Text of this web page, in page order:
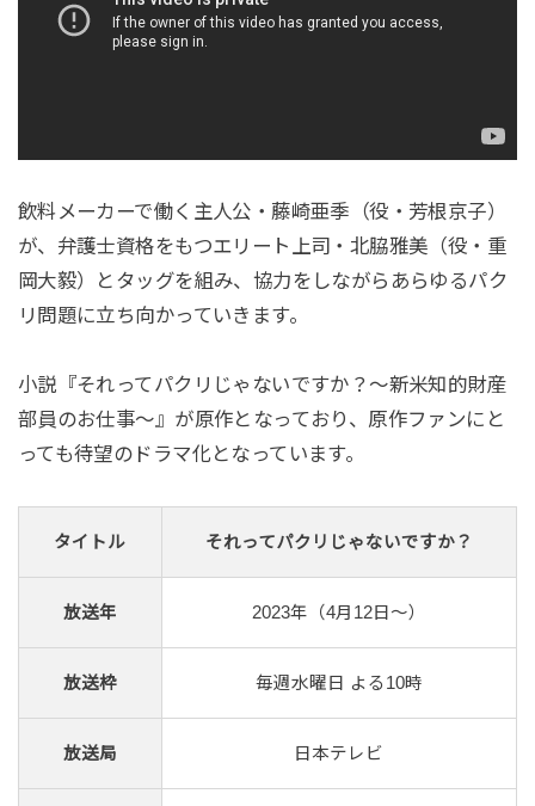
飲料メーカーで働く主人公・藤崎亜季（役・芳根京子）
が、弁護士資格をもつエリート上司・北脇雅美（役・重
岡大毅）とタッグを組み、協力をしながらあらゆるパク
リ問題に立ち向かっていきます。
小説『それってパクリじゃないですか？～新米知的財産
部員のお仕事～』が原作となっており、原作ファンにと
っても待望のドラマ化となっています。
タイトル それってパクリじゃないですか？
放送年 2023年（4月12日～）
放送枠 毎週水曜日 よる10時
放送局 日本テレビ